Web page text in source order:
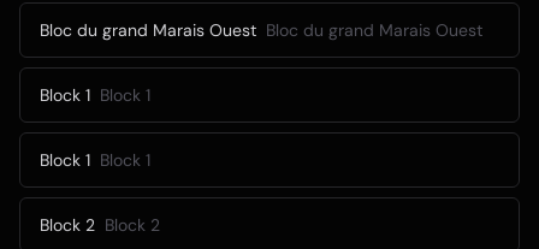
Bloc du grand Marais Ouest Bloc du grand Marais Ouest
Block 1 Block 1
Block 1 Block 1
Block 2 Block 2